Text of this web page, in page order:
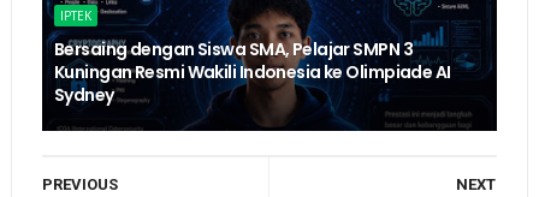
IPTEK
Bersaing dengan Siswa SMA, Pelajar SMPN 3
Kuningan Resmi Wakili Indonesia ke Olimpiade AI
Sydney
NEXT
PREVIOUS